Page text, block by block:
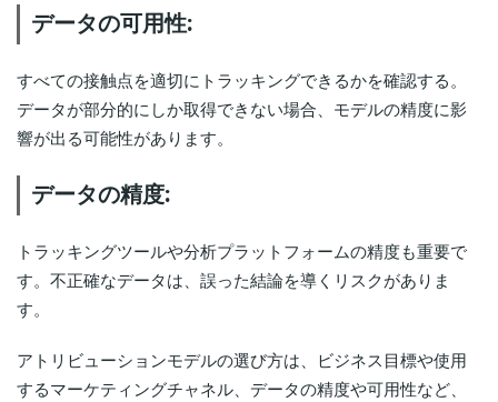
データの可用性:
すべての接触点を適切にトラッキングできるかを確認する。
データが部分的にしか取得できない場合、モデルの精度に影
響が出る可能性があります。
データの精度:
トラッキングツールや分析プラットフォームの精度も重要で
す。不正確なデータは、誤った結論を導くリスクがありま
す。
アトリビューションモデルの選び方は、ビジネス目標や使用
するマーケティングチャネル、データの精度や可用性など、